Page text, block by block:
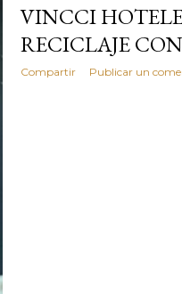
VINCCI
RECICLAJE
Compartir Publicar un